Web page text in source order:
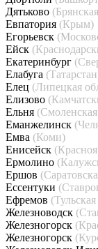
Дятьково
Евпатория (Крым)
Егорьевск
Ейск
Екатеринбург
Елабуга
Елец (Липецкая
Елизово
Ельня
Еманжелинск
Емва (Коми)
Енисейск
Ермолино
Ершов
Ессентуки
Ефремов
Железноводск
Железногорск
Железногорск